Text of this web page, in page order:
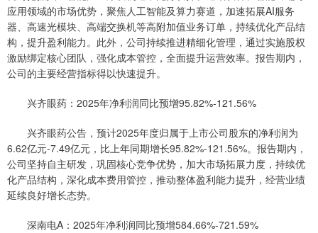
应用领域的市场优势，聚焦人工智能及算力赛道，加速拓展AI服务
器、高速光模块、高端交换机等高附加值业务订单，持续优化产品结
构，提升盈利能力。此外，公司持续推进精细化管理，通过实施股权
激励绑定核心团队，强化成本管控，全面提升运营效率。报告期内，
公司的主要经营指标得以快速提升。
兴齐眼药：2025年净利润同比预增95.82%-121.56%
兴齐眼药公告，预计2025年度归属于上市公司股东的净利润为
6.62亿元-7.49亿元，比上年同期增长95.82%-121.56%。报告期内，
公司坚持自主研发，巩固核心竞争优势，加大市场拓展力度，持续优
化产品结构，深化成本费用管控，推动整体盈利能力提升，经营业绩
延续良好增长态势。
深南电A：2025年净利润同比预增584.66%-721.59%